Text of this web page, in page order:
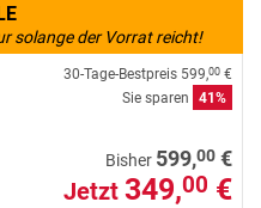
solange der Vorrat reicht!
30-Tage-Bestpreis 599,00 €
Sie sparen
41%
Bisher 599,00 €
Jetzt 349,00 €